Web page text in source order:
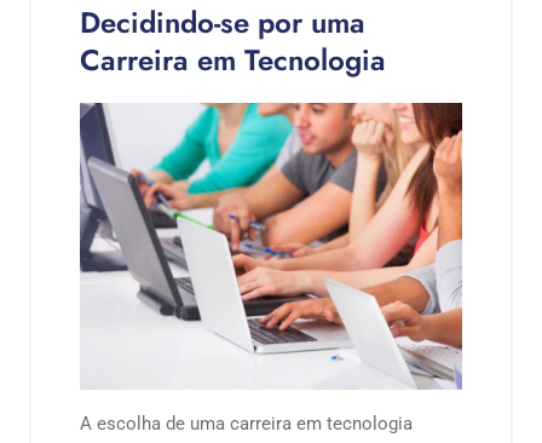
Decidindo-se por uma
Carreira em Tecnologia
A escolha de uma carreira em tecnologia